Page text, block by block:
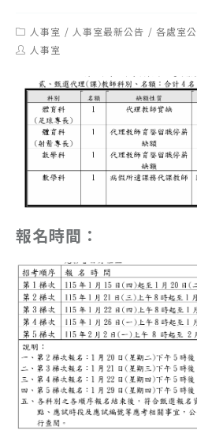
Post
category:
人事室 / 人事室最新公告 / 各處室
Post人事室
報名時間：